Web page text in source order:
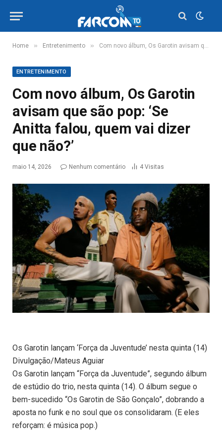
Home » Entretenimento » Com novo álbum, Os Garotin avisam que são pop: ‘Se Anitta falou, quem vai dizer que não?’
ENTRETENIMENTO
Com novo álbum, Os Garotin
avisam que são pop: ‘Se
Anitta falou, quem vai dizer
que não?’
maio 14, 2026 Nenhum comentário 4 Visitas
Os Garotin lançam ‘Força da Juventude’ nesta quinta (14)
Divulgação/Mateus Aguiar
Os Garotin lançam “Força da Juventude”, segundo álbum
de estúdio do trio, nesta quinta (14). O álbum segue o
bem-sucedido “Os Garotin de São Gonçalo”, dobrando a
aposta no funk e no soul que os consolidaram. (E eles
reforçam: é música pop.)